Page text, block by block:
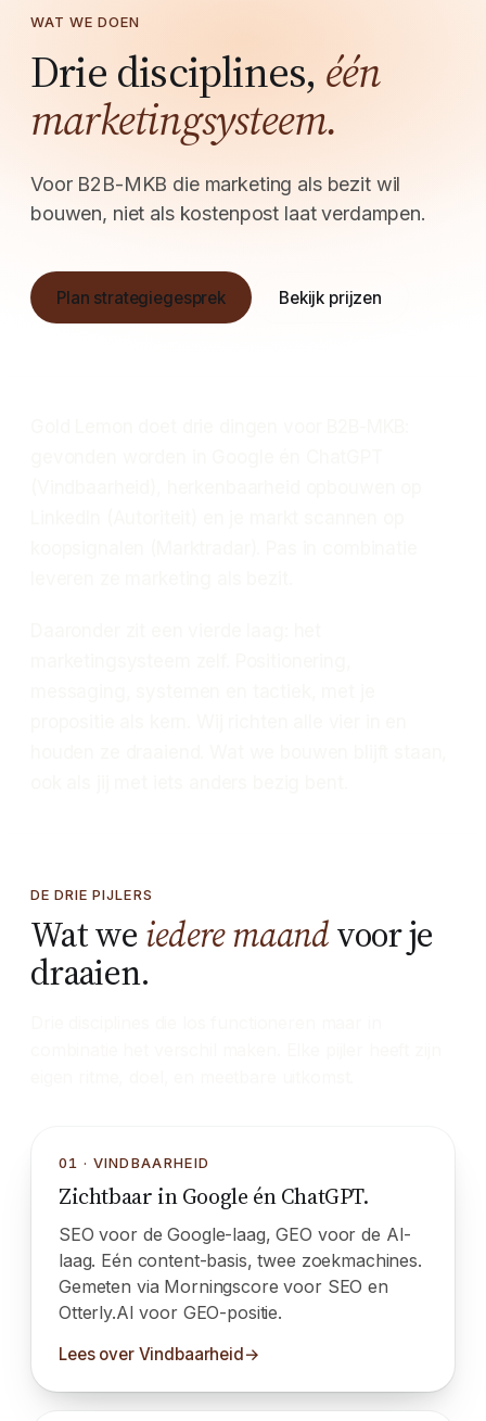
WAT WE DOEN
Drie disciplines, één
marketingsysteem.
Voor B2B-MKB die marketing als bezit wil
bouwen, niet als kostenpost laat verdampen.
Plan strategiegesprek Bekijk prijzen
DE DRIE PIJLERS
Wat we iedere maandvoor je
draaien.
01 · VINDBAARHEID
Zichtbaar in Google én ChatGPT.
SEO voor de Google-laag, GEO voor de AI-
laag. Eén content-basis, twee zoekmachines.
Gemeten via Morningscore voor SEO en
Otterly.AI voor GEO-positie.
Lees over Vindbaarheid